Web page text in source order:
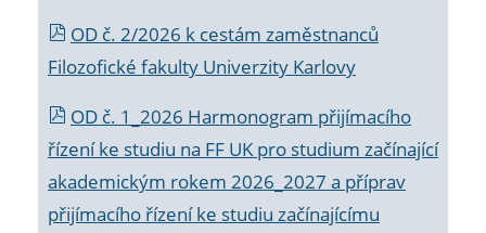
OD č. 2/2026 k cestám zaměstnanců
Filozofické fakulty Univerzity Karlovy
OD č. 1_2026 Harmonogram přijímacího
řízení ke studiu na FF UK pro studium začínající
akademickým rokem 2026_2027 a příprav
přijímacího řízení ke studiu začínajícímu